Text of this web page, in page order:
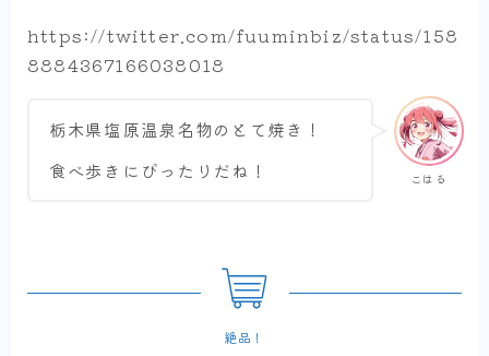
https://twitter.com/fuuminbiz/status/158
8884367166038018
こはる
栃木県塩原温泉名物のとて焼き！
食べ歩きにぴったりだね！
絶品！